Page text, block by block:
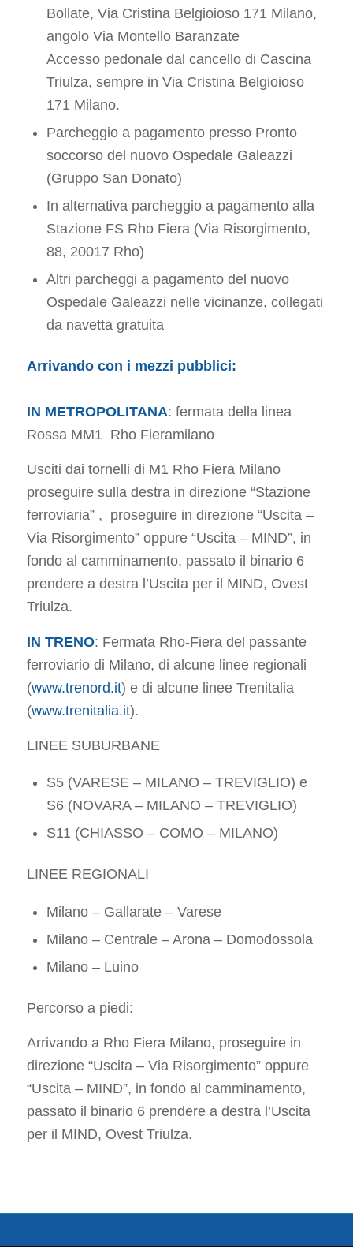
Bollate, Via Cristina Belgioioso 171 Milano,
angolo Via Montello Baranzate
Accesso pedonale dal cancello di Cascina
Triulza, sempre in Via Cristina Belgioioso
171 Milano.
Parcheggio a pagamento presso Pronto
soccorso del nuovo Ospedale Galeazzi
(Gruppo San Donato)
In alternativa parcheggio a pagamento alla
Stazione FS Rho Fiera (Via Risorgimento,
88, 20017 Rho)
Altri parcheggi a pagamento del nuovo
Ospedale Galeazzi nelle vicinanze, collegati
da navetta gratuita
Arrivando con i mezzi pubblici:
IN METROPOLITANA: fermata della linea
Rossa MM1 Rho Fieramilano
Usciti dai tornelli di M1 Rho Fiera Milano
proseguire sulla destra in direzione “Stazione
ferroviaria” , proseguire in direzione “Uscita –
Via Risorgimento” oppure “Uscita – MIND”, in
fondo al camminamento, passato il binario 6
prendere a destra l’Uscita per il MIND, Ovest
Triulza.
IN TRENO: Fermata Rho-Fiera del passante
ferroviario di Milano, di alcune linee regionali
(www.trenord.it) e di alcune linee Trenitalia
(www.trenitalia.it).
LINEE SUBURBANE
S5 (VARESE – MILANO – TREVIGLIO) e
S6 (NOVARA – MILANO – TREVIGLIO)
S11 (CHIASSO – COMO – MILANO)
LINEE REGIONALI
Milano – Gallarate – Varese
Milano – Centrale – Arona – Domodossola
Milano – Luino
Percorso a piedi:
Arrivando a Rho Fiera Milano, proseguire in
direzione “Uscita – Via Risorgimento” oppure
“Uscita – MIND”, in fondo al camminamento,
passato il binario 6 prendere a destra l’Uscita
per il MIND, Ovest Triulza.